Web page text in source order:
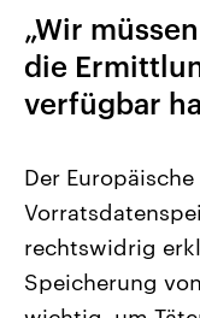
2026
Alle Informationen
Sachsen-Anhalt
September 2026
Landtag. Seit 2021
Bundesland von
„Wir
die
verfügbar
Der
rechtswidrig
Speicherung